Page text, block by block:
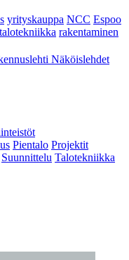
yrityskauppa NCC Espoo
talotekniikka rakentaminen
Näköislehdet
Pientalo Projektit
Suunnittelu Talotekniikka